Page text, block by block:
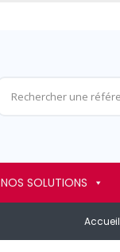
NOS SOLUTIONS
Accueil